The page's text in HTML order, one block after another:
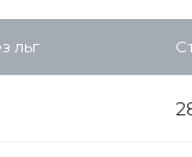
льг